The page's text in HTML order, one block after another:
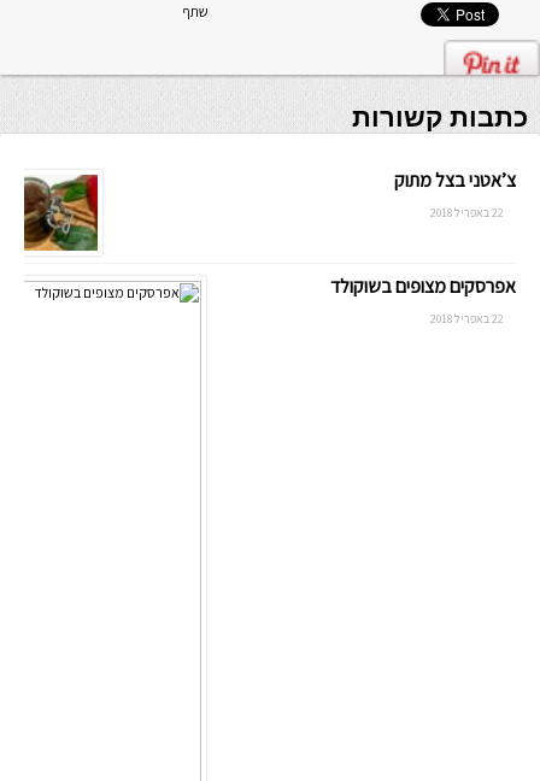
שתף
כתבות קשורות
צ’אטני בצל מתוק
22 באפריל 2018
אפרסקים מצופים בשוקולד
22 באפריל 2018